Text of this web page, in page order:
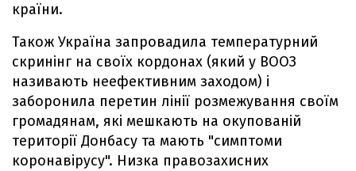
країни.
Також Україна запровадила температурний
скринінг на своїх кордонах (який у ВООЗ
називають неефективним заходом) і
заборонила перетин лінії розмежування своїм
громадянам, які мешкають на окупованій
території Донбасу та мають "симптоми
коронавірусу". Низка правозахисних